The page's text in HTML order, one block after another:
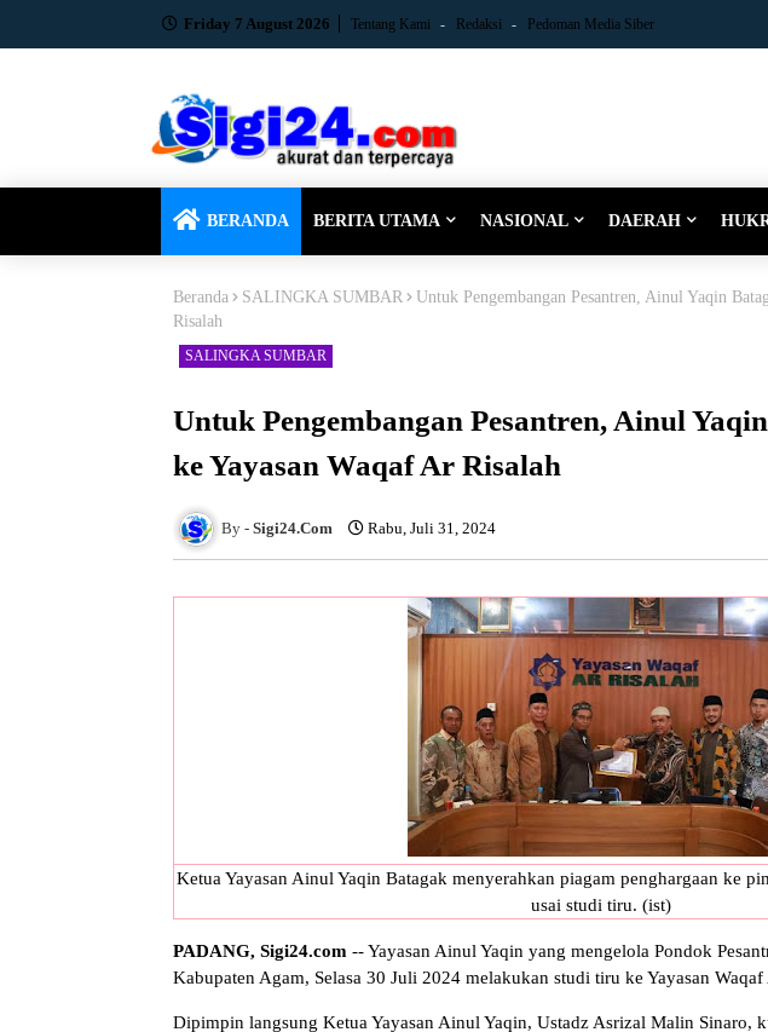
Friday 7 August 2026 Tentang Kami Redaksi Pedoman Media Siber
BERANDA BERITA UTAMA NASIONAL DAERAH
Beranda SALINGKA SUMBAR
Untuk Pengembangan Pesantren, Ainul Yaqin
Risalah
SALINGKA SUMBAR
Untuk Pengembangan Pesantren, Ainul
ke Yayasan Waqaf Ar Risalah
Sigi24.Com Rabu, Juli 31, 2024
Ketua Yayasan Ainul Yaqin Batagak menyerahkan piagam penghargaan ke
usai studi tiru. (ist)
PADANG, Sigi24.com -- Yayasan Ainul Yaqin yang mengelola Pondok
Kabupaten Agam, Selasa 30 Juli 2024 melakukan studi tiru ke Yayasan Waqaf
Dipimpin langsung Ketua Yayasan Ainul Yaqin, Ustadz Asrizal Malin Sinaro,